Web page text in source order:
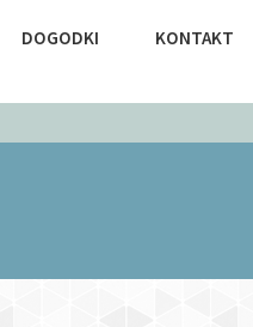
DOGODKI KONTAKT